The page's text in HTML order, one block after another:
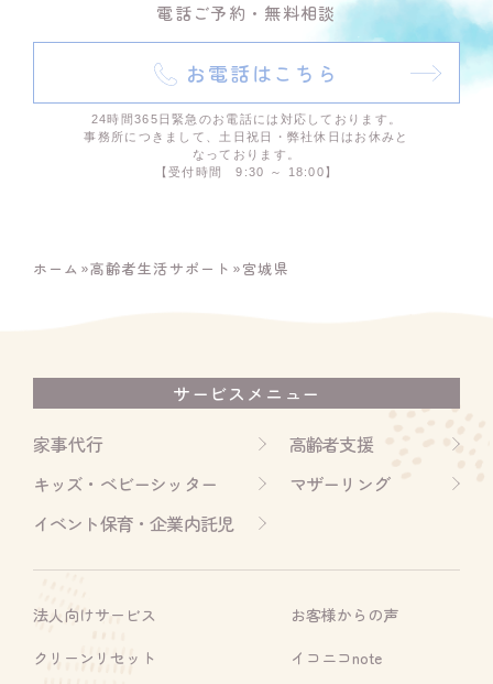
電話ご予約・無料相談
お電話はこちら
24時間365日緊急のお電話には対応しております。
事務所につきまして、土日祝日・弊社休日はお休みと
なっております。
【受付時間 9:30 ～ 18:00】
ホーム »高齢者生活サポート »宮城県
サービスメニュー
家事代行
高齢者支援
キッズ・ベビーシッター
マザーリング
イベント保育・企業内託児
法人向けサービス
クリーンリセット
お客様からの声
イコニコnote